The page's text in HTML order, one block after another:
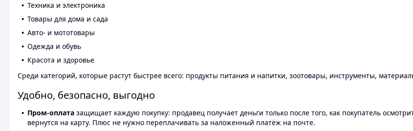
Техника и электроника
Товары для дома и сада
Авто- и мототовары
Одежда и обувь
Красота и здоровье
Среди категорий, которые растут быстрее всего: продукты питания и напитки, зоотовары, инструменты,
Удобно, безопасно, выгодно
Пром-оплата защищает каждую покупку: продавец получает деньги только после того, как покупатель
вернутся на карту. Плюс не нужно переплачивать за наложенный платёж на почте.